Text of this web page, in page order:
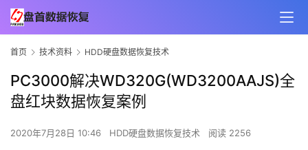
首页 技术资料 HDD硬盘数据恢复技术
PC3000解决WD320G(WD3200AAJS)全
盘红块数据恢复案例
2020年7月28日 10:46 HDD硬盘数据恢复技术 阅读 2256